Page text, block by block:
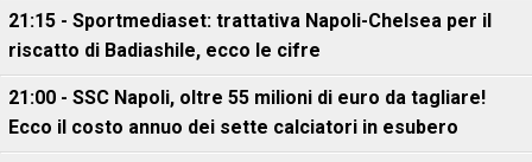
21:15 - Sportmediaset: trattativa Napoli-Chelsea per il
riscatto di Badiashile, ecco le cifre
21:00 - SSC Napoli, oltre 55 milioni di euro da tagliare!
Ecco il costo annuo dei sette calciatori in esubero